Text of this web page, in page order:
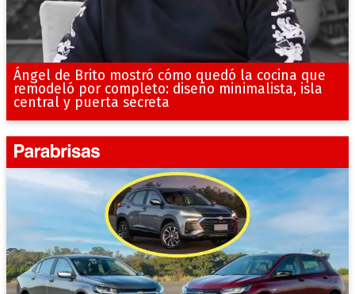
Ángel de Brito mostró cómo quedó la cocina que
remodeló por completo: diseño minimalista, isla
central y puerta secreta